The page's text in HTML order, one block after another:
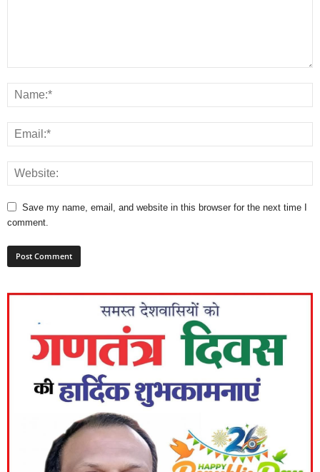
Save my name, email, and website in this browser for the next time I
comment.